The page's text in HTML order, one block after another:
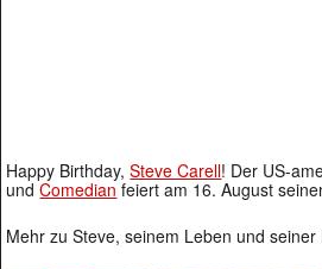
Happy Birthday,Steve Carell! Der US-
undComedian feiert am 16. August
Mehr zu Steve, seinem Leben und